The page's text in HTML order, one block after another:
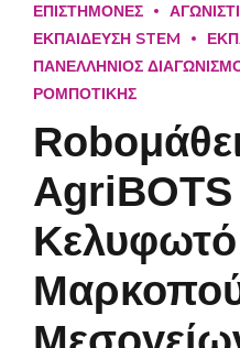
ΕΠΙΣΤΗΜΟΝΕΣ
ΕΚΠΑΙΔΕΥΣΗ STEM
ΠΑΝΕΛΛΗΝΙΟΣ
ΡΟΜΠΟΤΙΚΗΣ
AgriBOTS
Κελυφωτό